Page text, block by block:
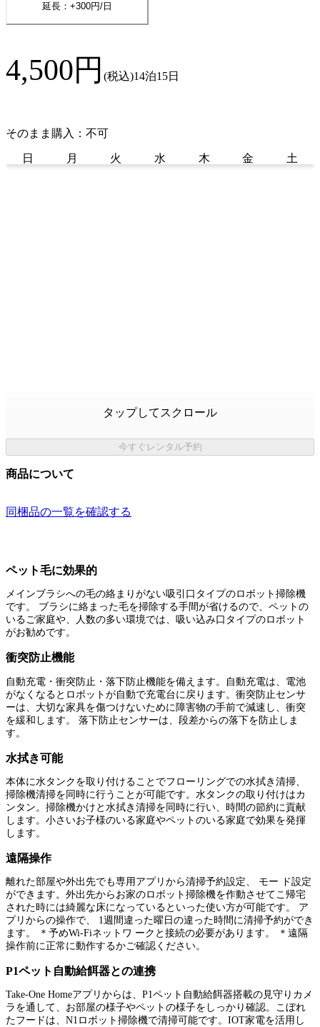
延長：+300円/日
4,500円 (税込)14泊15日
そのまま購入：不可
日 月 火 水 木 金 土
タップしてスクロール
今すぐレンタル予約
商品について
同梱品の一覧を確認する
ペット毛に効果的
メインブラシへの毛の絡まりがない吸引口タイプのロボット掃除機
です。 ブラシに絡まった毛を掃除する手間が省けるので、ペットの
いるご家庭や、人数の多い環境では、吸い込み口タイプのロボット
がお勧めです。
衝突防止機能
自動充電・衝突防止・落下防止機能を備えます。自動充電は、電池
がなくなるとロボットが自動で充電台に戻ります。衝突防止センサ
ーは、大切な家具を傷つけないために障害物の手前で減速し、衝突
を緩和します。 落下防止センサーは、段差からの落下を防止しま
す。
水拭き可能
本体に水タンクを取り付けることでフローリングでの水拭き清掃、
掃除機清掃を同時に行うことが可能です。水タンクの取り付けはカ
ンタン。掃除機かけと水拭き清掃を同時に行い、時間の節約に貢献
します。小さいお子様のいる家庭やペットのいる家庭で効果を発揮
します。
遠隔操作
離れた部屋や外出先でも専用アプリから清掃予約設定、 モー ド設定
ができます。外出先からお家のロボット掃除機を作動させてこ帰宅
された時には綺麗な床になっているといった使い方が可能です。 ア
プリからの操作で、 1週間違った曜日の違った時間に清掃予約ができ
ます。 ＊予めWi-Fiネットワ ークと接続の必要があります。 ＊遠隔
操作前に正常に動作するかご確認ください。
P1ペット自動給餌器との連携
Take-One Homeアプリからは、P1ペット自動給餌器搭載の見守りカメ
ラを通して、お部屋の様子やペットの様子をしっかり確認。こぼれ
たフードは、N1ロボット掃除機で清掃可能です。IOT家電を活用し